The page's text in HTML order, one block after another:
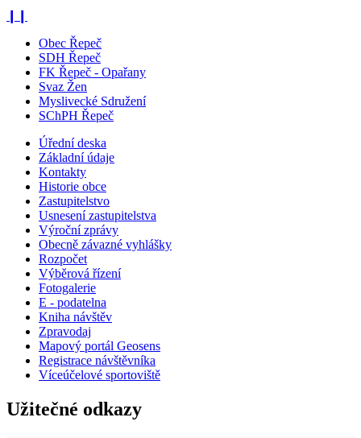
Obec Řepeč
SDH Řepeč
FK Řepeč - Opařany
Svaz Žen
Myslivecké Sdružení
SChPH Řepeč
Úřední deska
Základní údaje
Kontakty
Historie obce
Zastupitelstvo
Usnesení zastupitelstva
Výroční zprávy
Obecně závazné vyhlášky
Rozpočet
Výběrová řízení
Fotogalerie
E - podatelna
Kniha návštěv
Zpravodaj
Mapový portál Geosens
Registrace návštěvníka
Víceúčelové sportoviště
Užitečné odkazy